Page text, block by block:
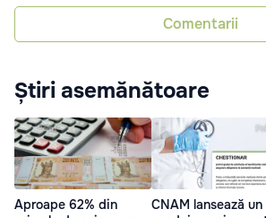
Comentarii
Știri asemănătoare
Aproape 62% din
CNAM lansează un